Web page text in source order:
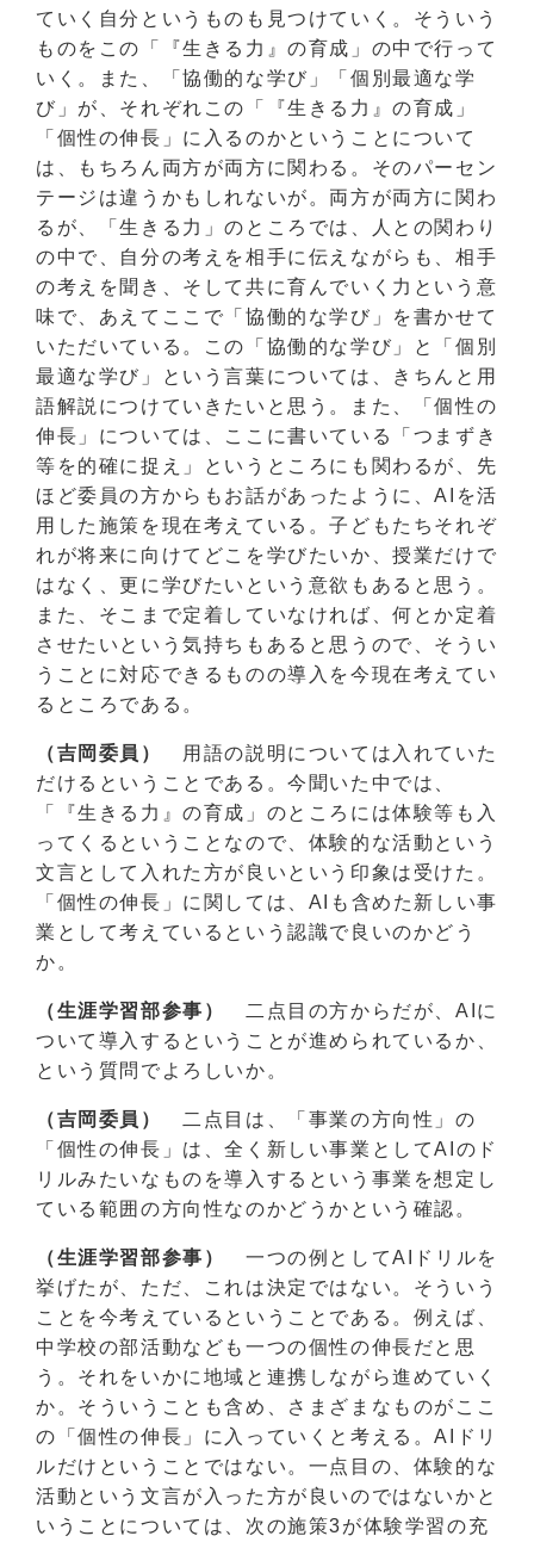
ていく自分というものも見つけていく。そういう
ものをこの「『生きる力』の育成」の中で行って
いく。また、「協働的な学び」「個別最適な学
び」が、それぞれこの「『生きる力』の育成」
「個性の伸長」に入るのかということについて
は、もちろん両方が両方に関わる。そのパーセン
テージは違うかもしれないが。両方が両方に関わ
るが、「生きる力」のところでは、人との関わり
の中で、自分の考えを相手に伝えながらも、相手
の考えを聞き、そして共に育んでいく力という意
味で、あえてここで「協働的な学び」を書かせて
いただいている。この「協働的な学び」と「個別
最適な学び」という言葉については、きちんと用
語解説につけていきたいと思う。また、「個性の
伸長」については、ここに書いている「つまずき
等を的確に捉え」というところにも関わるが、先
ほど委員の方からもお話があったように、AIを活
用した施策を現在考えている。子どもたちそれぞ
れが将来に向けてどこを学びたいか、授業だけで
はなく、更に学びたいという意欲もあると思う。
また、そこまで定着していなければ、何とか定着
させたいという気持ちもあると思うので、そうい
うことに対応できるものの導入を今現在考えてい
るところである。
（吉岡委員）
用語の説明については入れていた
だけるということである。今聞いた中では、
「『生きる力』の育成」のところには体験等も入
ってくるということなので、体験的な活動という
文言として入れた方が良いという印象は受けた。
「個性の伸長」に関しては、AIも含めた新しい事
業として考えているという認識で良いのかどう
か。
（生涯学習部参事）
二点目の方からだが、AIに
ついて導入するということが進められているか、
という質問でよろしいか。
（吉岡委員）
二点目は、「事業の方向性」の
「個性の伸長」は、全く新しい事業としてAIのド
リルみたいなものを導入するという事業を想定し
ている範囲の方向性なのかどうかという確認。
（生涯学習部参事）
一つの例としてAIドリルを
挙げたが、ただ、これは決定ではない。そういう
ことを今考えているということである。例えば、
中学校の部活動なども一つの個性の伸長だと思
う。それをいかに地域と連携しながら進めていく
か。そういうことも含め、さまざまなものがここ
の「個性の伸長」に入っていくと考える。AIドリ
ルだけということではない。一点目の、体験的な
活動という文言が入った方が良いのではないかと
いうことについては、次の施策3が体験学習の充